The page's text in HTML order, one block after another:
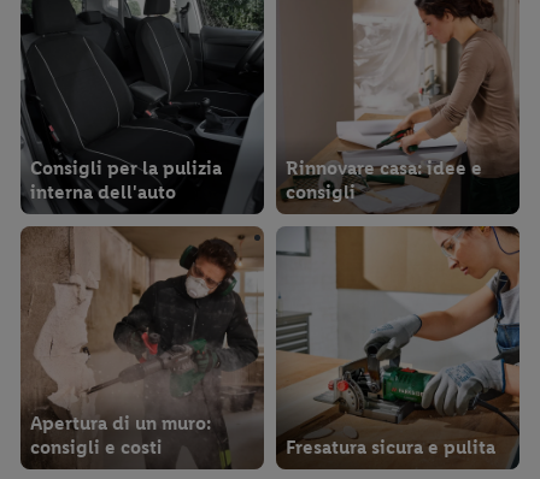
Consigli per la pulizia
interna dell'auto
Rinnovare casa: idee e
consigli
Apertura di un muro:
consigli e costi
Fresatura sicura e pulita